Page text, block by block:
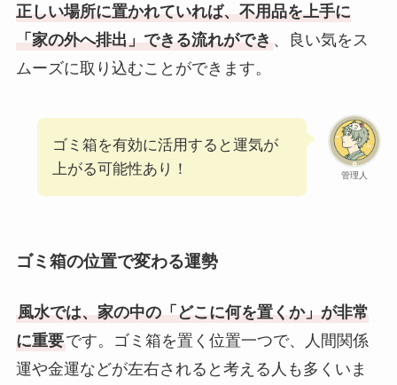
正しい場所に置かれていれば、不用品を上手に
「家の外へ排出」できる流れができ 、良い気をス
ムーズに取り込むことができます。
管理人
ゴミ箱を有効に活用すると運気が
上がる可能性あり！
ゴミ箱の位置で変わる運勢
風水では、家の中の「どこに何を置くか」が非常
に重要です。ゴミ箱を置く位置一つで、人間関係
運や金運などが左右されると考える人も多くいま